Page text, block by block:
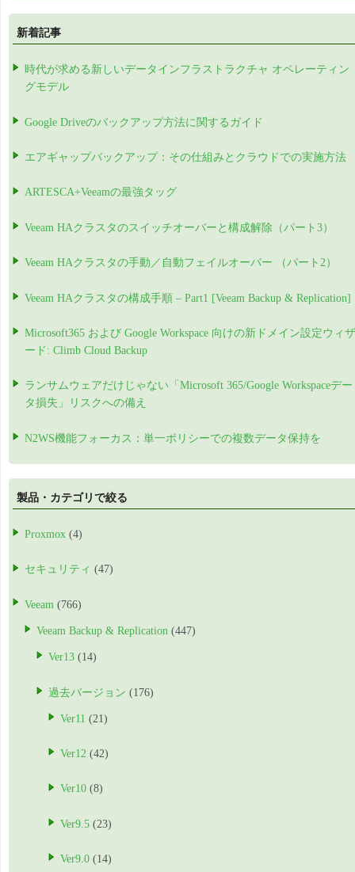
新着記事
時代が求める新しいデータインフラストラクチャ オペレーティン
グモデル
Google Driveのバックアップ方法に関するガイド
エアギャップバックアップ：その仕組みとクラウドでの実施方法
ARTESCA+Veeamの最強タッグ
Veeam HAクラスタのスイッチオーバーと構成解除（パート3）
Veeam HAクラスタの手動／自動フェイルオーバー （パート2）
Veeam HAクラスタの構成手順 – Part1 [Veeam Backup & Replication]
Microsoft365 および Google Workspace 向けの新ドメイン設定ウィザ
ード: Climb Cloud Backup
ランサムウェアだけじゃない「Microsoft 365/Google Workspaceデー
タ損失」リスクへの備え
N2WS機能フォーカス：単一ポリシーでの複数データ保持を
製品・カテゴリで絞る
Proxmox (4)
セキュリティ (47)
Veeam (766)
Veeam Backup & Replication (447)
Ver13 (14)
過去バージョン (176)
Ver11 (21)
Ver12 (42)
Ver10 (8)
Ver9.5 (23)
Ver9.0 (14)